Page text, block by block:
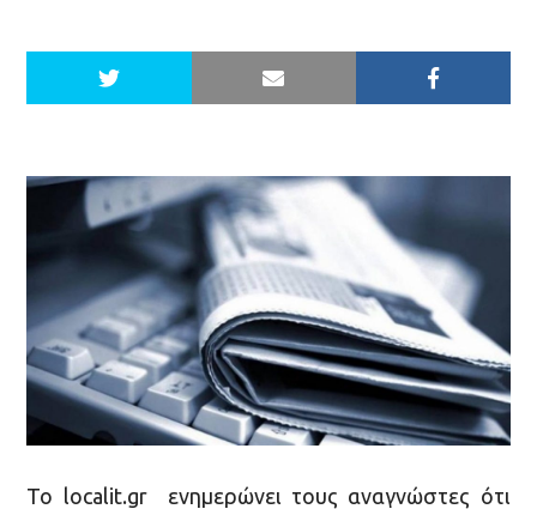
Το localit.gr ενημερώνει τους αναγνώστες ότι